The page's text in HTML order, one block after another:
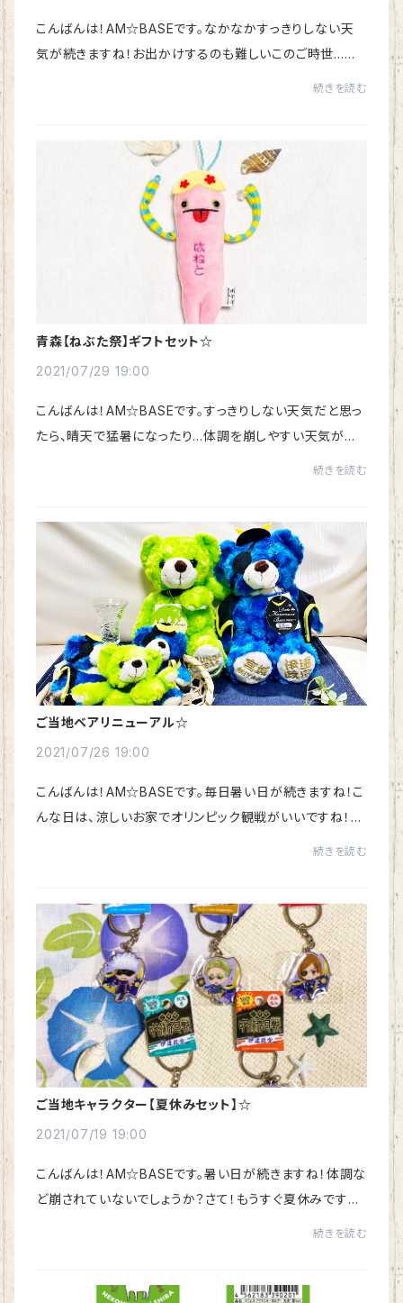
こんばんは！AM☆BASEです。なかなかすっきりしない天
気が続きますね！お出かけするのも難しいこのご時世…そ
んな気分を少しでも盛り上げようと、弊社ではネットショッ
続きを読む
青森【ねぶた祭】ギフトセット☆
2021/07/29 19:00
こんばんは！AM☆BASEです。すっきりしない天気だと思っ
たら、晴天で猛暑になったり…体調を崩しやすい天気が続
続きを読む
ご当地ベアリニューアル☆
2021/07/26 19:00
こんばんは！AM☆BASEです。毎日暑い日が続きますね！こ
んな日は、涼しいお家でオリンピック観戦がいいですね！さ
続きを読む
ご当地キャラクター【夏休みセット】☆
2021/07/19 19:00
こんばんは！AM☆BASEです。暑い日が続きますね！体調な
ど崩されていないでしょうか？さて！もうすぐ夏休みです
続きを読む